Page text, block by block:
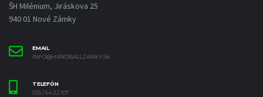
ŠH Milénium, Jiráskova 25
940 01 Nové Zámky
EMAIL
INFO@HANDBALLZAMKY.SK
TELEFÓN
035 / 64 22 107